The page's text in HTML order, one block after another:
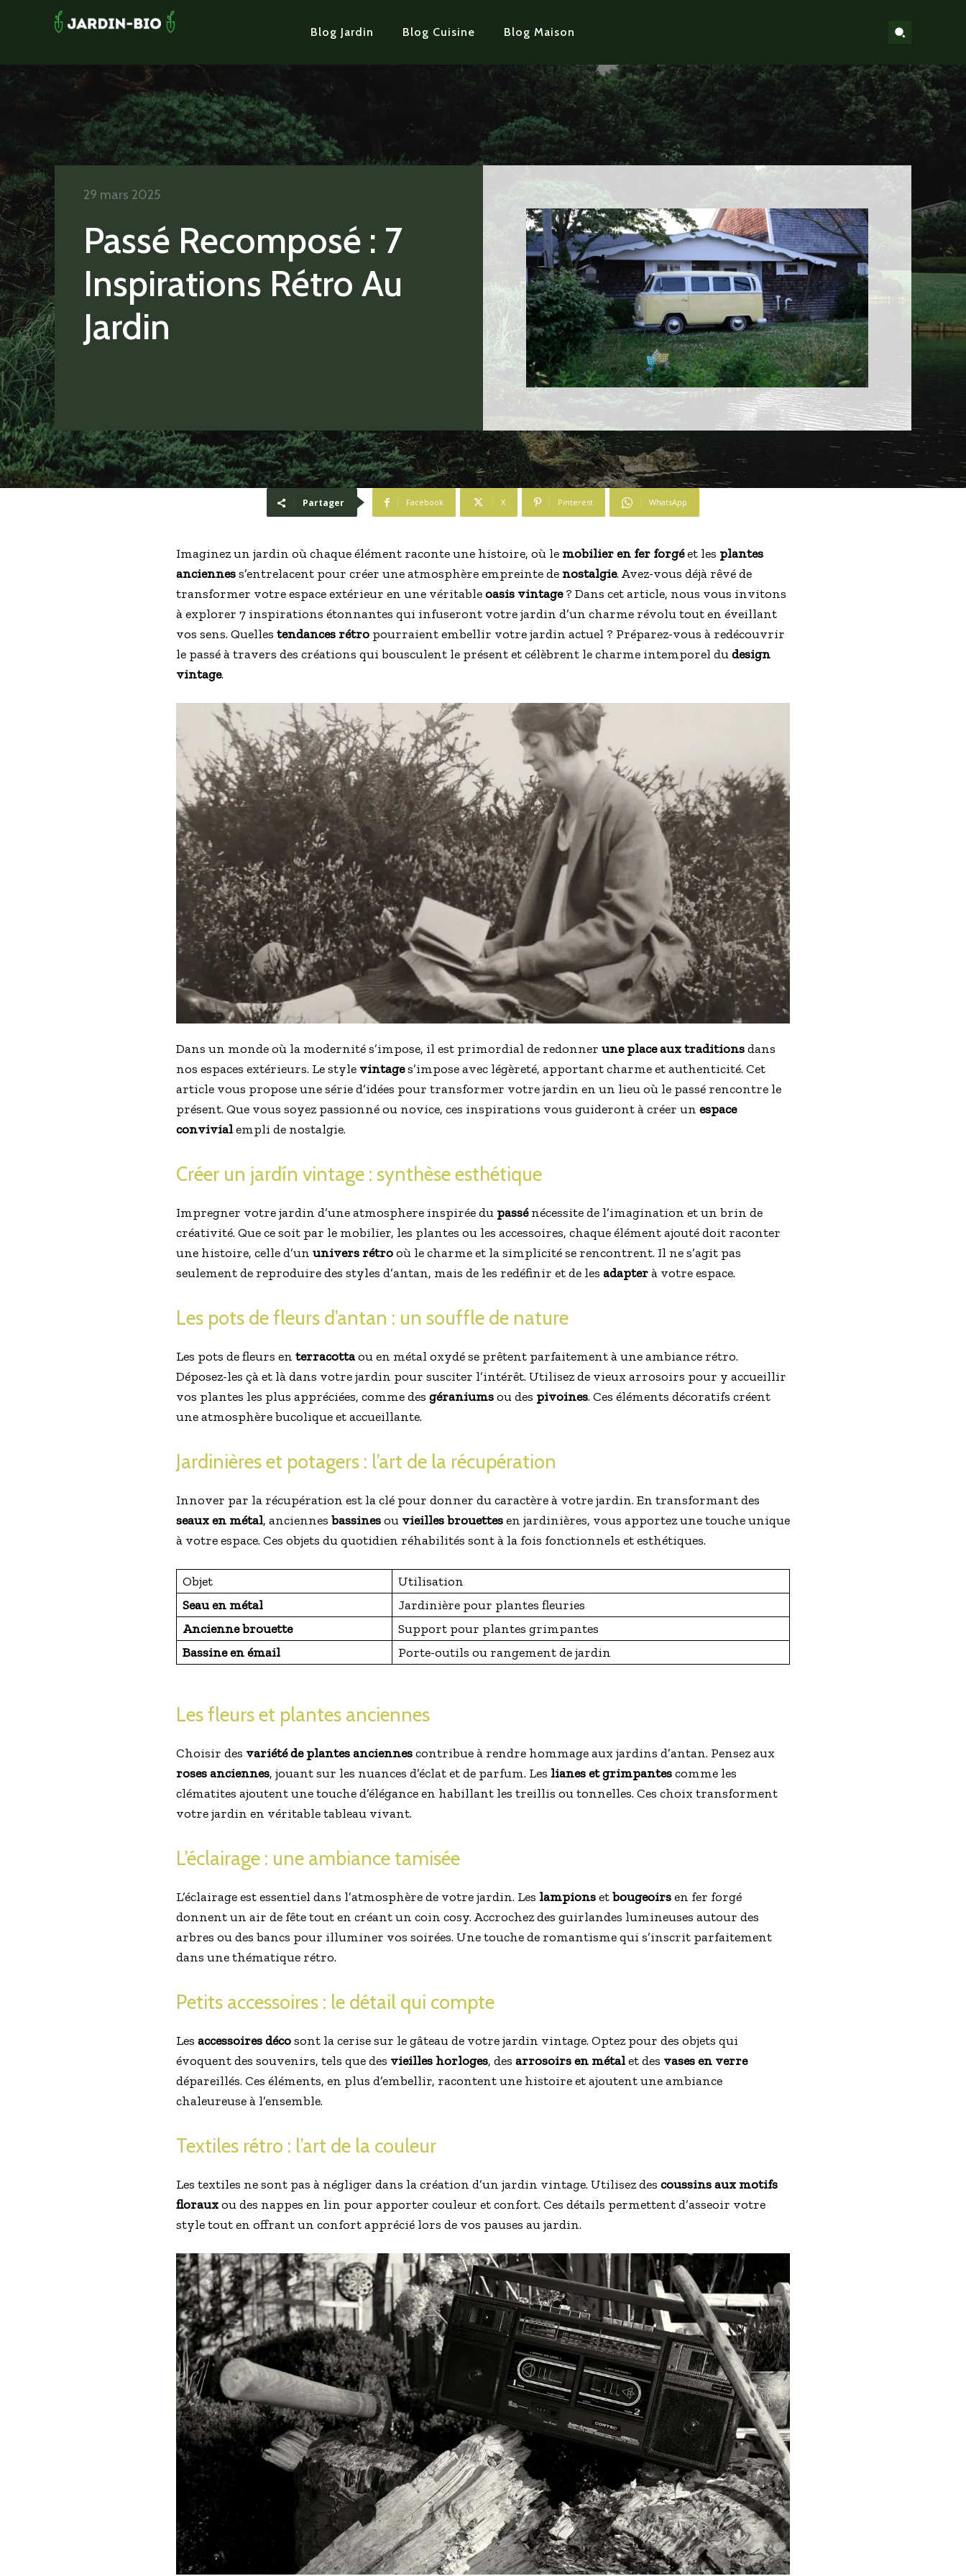
Blog Jardin Blog Cuisine Blog Maison
Passé Recomposé : 7
Inspirations Rétro Au
Jardin
29 mars 2025
Partager Facebook X Pinterest WhatsApp
Imaginez un jardin où chaque élément raconte une histoire, où le mobilier en fer forgéet les plantes
ancienness’entrelacent pour créer une atmosphère empreinte de nostalgie. Avez-vous déjà rêvé de
transformer votre espace extérieur en une véritableoasis vintage? Dans cet article, nous vous invitons
à explorer 7 inspirations étonnantes qui infuseront votre jardin d’un charme révolu tout en éveillant
vos sens. Quelles tendances rétropourraient embellir votre jardin actuel ? Préparez-vous à redécouvrir
le passé à travers des créations qui bousculent le présent et célèbrent le charme intemporel dudesign
vintage.
Dans un monde où la modernité s’impose, il est primordial de redonner une place aux traditionsdans
nos espaces extérieurs. Le style vintages’impose avec légèreté, apportant charme et authenticité. Cet
article vous propose une série d’idées pour transformer votre jardin en un lieu où le passé rencontre le
présent. Que vous soyez passionné ou novice, ces inspirations vous guideront à créer un espace
convivialempli de nostalgie.
Créer un jardín vintage : synthèse esthétique
Impregner votre jardin d’une atmosphere inspirée du passénécessite de l’imagination et un brin de
créativité. Que ce soit par le mobilier, les plantes ou les accessoires, chaque élément ajouté doit raconter
une histoire, celle d’un univers rétrooù le charme et la simplicité se rencontrent. Il ne s’agit pas
seulement de reproduire des styles d’antan, mais de les redéfinir et de les adapterà votre espace.
Les pots de fleurs d’antan : un souffle de nature
Les pots de fleurs en terracottaou en métal oxydé se prêtent parfaitement à une ambiance rétro.
Déposez-les çà et là dans votre jardin pour susciter l’intérêt. Utilisez de vieux arrosoirs pour y accueillir
vos plantes les plus appréciées, comme des géraniumsou des pivoines. Ces éléments décoratifs créent
une atmosphère bucolique et accueillante.
Jardinières et potagers : l’art de la récupération
Innover par la récupération est la clé pour donner du caractère à votre jardin. En transformant des
seaux en métal, anciennes bassinesou vieilles brouettesen jardinières, vous apportez une touche unique
à votre espace. Ces objets du quotidien réhabilités sont à la fois fonctionnels et esthétiques.
Objet
Utilisation
Seau en métal
Jardinière pour plantes fleuries
Ancienne brouette
Support pour plantes grimpantes
Bassine en émail
Porte-outils ou rangement de jardin
Les fleurs et plantes anciennes
Choisir des variété de plantes anciennescontribue à rendre hommage aux jardins d’antan. Pensez aux
roses anciennes, jouant sur les nuances d’éclat et de parfum. Les lianes et grimpantescomme les
clématites ajoutent une touche d’élégance en habillant les treillis ou tonnelles. Ces choix transforment
votre jardin en véritable tableau vivant.
L’éclairage : une ambiance tamisée
L’éclairage est essentiel dans l’atmosphère de votre jardin. Les lampionsetbougeoirsen fer forgé
donnent un air de fête tout en créant un coin cosy. Accrochez des guirlandes lumineuses autour des
arbres ou des bancs pour illuminer vos soirées. Une touche de romantisme qui s’inscrit parfaitement
dans une thématique rétro.
Petits accessoires : le détail qui compte
Les accessoires décosont la cerise sur le gâteau de votre jardin vintage. Optez pour des objets qui
évoquent des souvenirs, tels que des vieilles horloges, des arrosoirs en métalet des vases en verre
dépareillés. Ces éléments, en plus d’embellir, racontent une histoire et ajoutent une ambiance
chaleureuse à l’ensemble.
Textiles rétro : l’art de la couleur
Les textiles ne sont pas à négliger dans la création d’un jardin vintage. Utilisez des coussins aux motifs
florauxou des nappes en lin pour apporter couleur et confort. Ces détails permettent d’asseoir votre
style tout en offrant un confort apprécié lors de vos pauses au jardin.